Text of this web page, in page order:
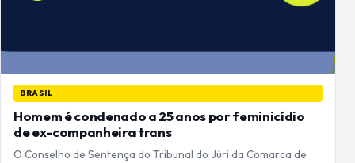
BRASIL
Homem é condenado a 25 anos por feminicídio
de ex-companheira trans
O Conselho de Sentença do Tribunal do Júri da Comarca de